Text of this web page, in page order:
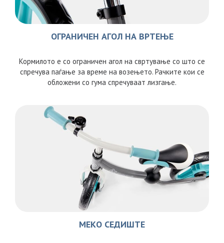
ОГРАНИЧЕН АГОЛ НА ВРТЕЊЕ
Кормилото е со ограничен агол на свртување со што се
спречува паѓање за време на возењето. Рачките кои се
обложени со гума спречуваат лизгање.
МЕКО СЕДИШТЕ